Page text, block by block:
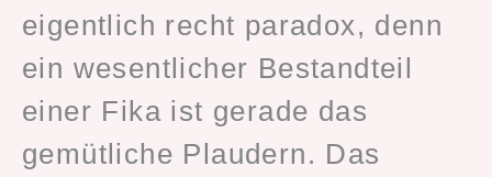
eigentlich recht paradox, denn
ein wesentlicher Bestandteil
einer Fika ist gerade das
gemütliche Plaudern. Das